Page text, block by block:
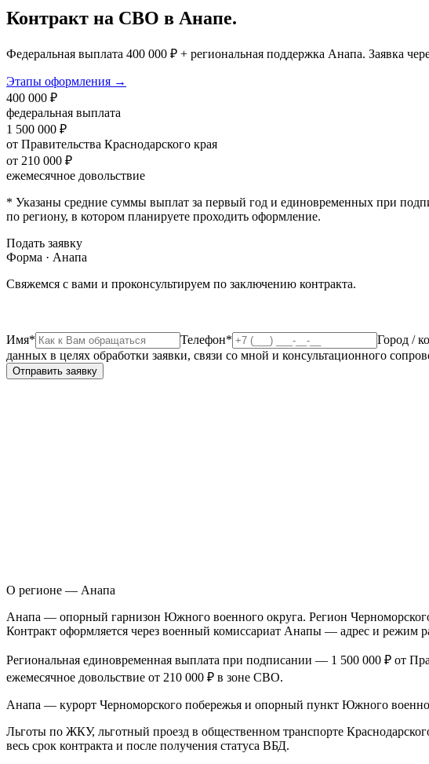
Контракт на СВО в Анапе.
Федеральная выплата 400 000 ₽ + региональная поддержка Анапа. Заявка
Этапы оформления →
400 000 ₽
федеральная выплата
1 500 000 ₽
от Правительства Краснодарского края
от 210 000 ₽
ежемесячное довольствие
* Указаны средние суммы выплат за первый год и единовременных при
по региону, в котором планируете проходить оформление.
Подать заявку
Форма · Анапа
Свяжемся с вами и проконсультируем по заключению контракта.
Имя* Телефон* Город /
данных в целях обработки заявки, связи со мной и консультационного
Отправить заявку
О регионе — Анапа
Анапа — опорный гарнизон Южного военного округа. Регион
Контракт оформляется через военный комиссариат Анапы — адрес и режим
Региональная единовременная выплата при подписании — 1 500 000 ₽ от
ежемесячное довольствие от 210 000 ₽ в зоне СВО.
Анапа — курорт Черноморского побережья и опорный пункт Южного
Льготы по ЖКУ, льготный проезд в общественном транспорте
весь срок контракта и после получения статуса ВБД.